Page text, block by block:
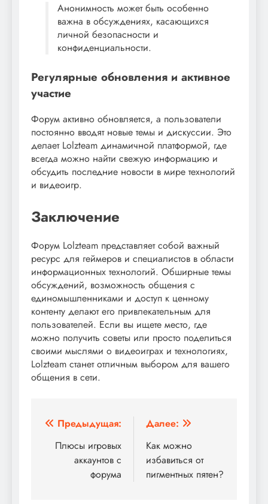
Анонимность может быть особенно
важна в обсуждениях, касающихся
личной безопасности и
конфиденциальности.
Регулярные обновления и активное
участие
Форум активно обновляется, а пользователи
постоянно вводят новые темы и дискуссии. Это
делает Lolzteam динамичной платформой, где
всегда можно найти свежую информацию и
обсудить последние новости в мире технологий
и видеоигр.
Заключение
Форум Lolzteam представляет собой важный
ресурс для геймеров и специалистов в области
информационных технологий. Обширные темы
обсуждений, возможность общения с
единомышленниками и доступ к ценному
контенту делают его привлекательным для
пользователей. Если вы ищете место, где
можно получить советы или просто поделиться
своими мыслями о видеоиграх и технологиях,
Lolzteam станет отличным выбором для вашего
общения в сети.
Навигация
по
записям
Предыдущая:
Плюсы игровых
аккаунтов с
форума
Далее:
Как можно
избавиться от
пигментных пятен?